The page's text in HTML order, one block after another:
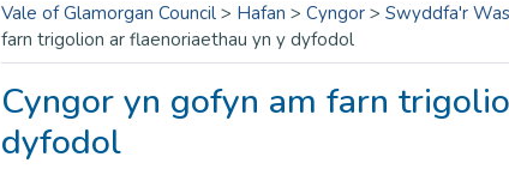
Vale of Glamorgan Council > Hafan > Cyngor > Swyddfa'r
farn trigolion ar flaenoriaethau yn y dyfodol
Cyngor yn gofyn am farn
dyfodol